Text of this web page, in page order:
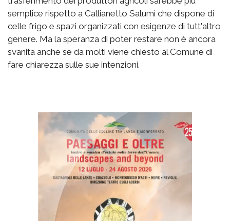
semplice rispetto a Callianetto Salumi che dispone di
celle frigo e spazi organizzati con esigenze di tutt'altro
genere. Ma la speranza di poter restare non è ancora
svanita anche se da molti viene chiesto al Comune di
fare chiarezza sulle sue intenzioni.